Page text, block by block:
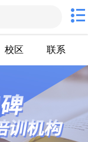
校区 联系